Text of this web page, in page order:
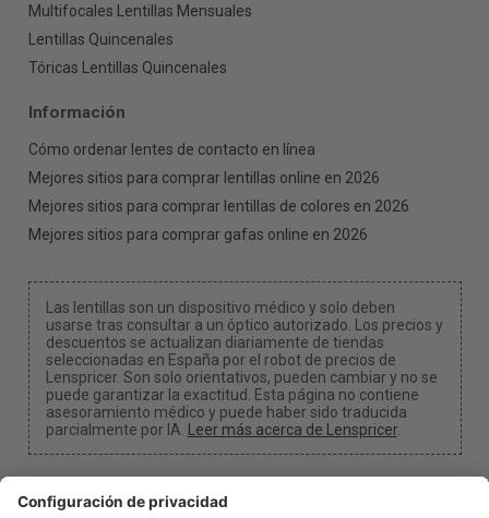
Multifocales Lentillas Mensuales
Lentillas Quincenales
Tóricas Lentillas Quincenales
Información
Cómo ordenar lentes de contacto en línea
Mejores sitios para comprar lentillas online en 2026
Mejores sitios para comprar lentillas de colores en 2026
Mejores sitios para comprar gafas online en 2026
Las lentillas son un dispositivo médico y solo deben
usarse tras consultar a un óptico autorizado. Los precios y
descuentos se actualizan diariamente de tiendas
seleccionadas en España por el robot de precios de
Lenspricer. Son solo orientativos, pueden cambiar y no se
puede garantizar la exactitud. Esta página no contiene
asesoramiento médico y puede haber sido traducida
parcialmente por IA. Leer más acerca de Lenspricer.